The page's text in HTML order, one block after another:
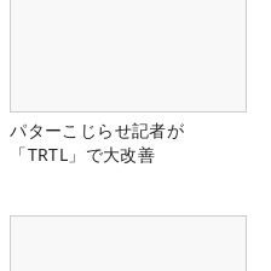
パターこじらせ記者が
「TRTL」で大改善